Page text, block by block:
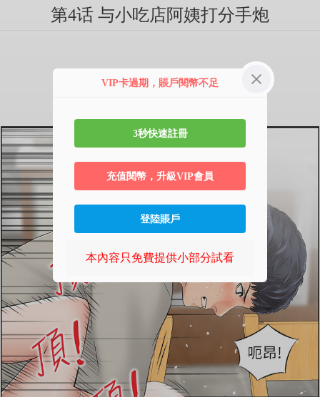
第4话 与小吃店阿姨打分手炮
VIP卡過期，賬戶閱幣不足
3秒快速註冊
充值閱幣，升級VIP會員
登陸賬戶
本內容只免費提供小部分試看